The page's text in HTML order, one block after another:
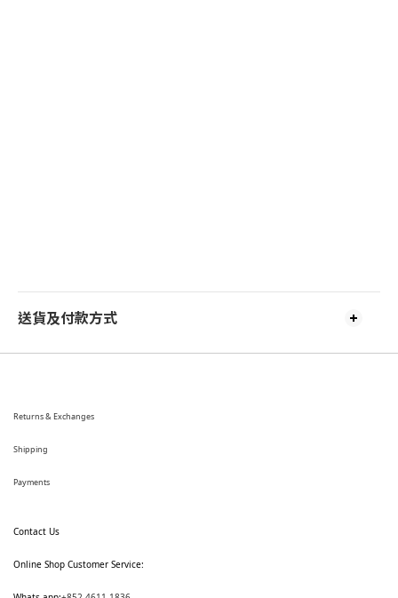
送貨及付款方式
Returns & Exchanges
Shipping
Payments
Contact Us
Online Shop Customer Service: